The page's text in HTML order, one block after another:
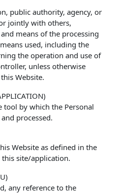
public authority, agency, or
jointly with others,
means of the processing
used, including the
the operation and use of
unless otherwise
Website.
tool by which the Personal
processed.
Website as defined in the
site/application.
any reference to the